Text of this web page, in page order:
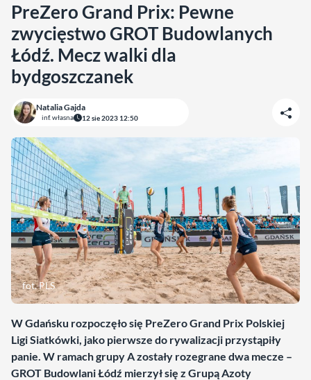
PreZero Grand Prix: Pewne
zwycięstwo GROT Budowlanych
Łódź. Mecz walki dla
bydgoszczanek
Natalia Gajda
inf. własna 12 sie 2023 12:50
fot. PLS
W Gdańsku rozpoczęło się PreZero Grand Prix Polskiej
Ligi Siatkówki, jako pierwsze do rywalizacji przystąpiły
panie. W ramach grupy A zostały rozegrane dwa mecze –
GROT Budowlani Łódź mierzył się z Grupą Azoty